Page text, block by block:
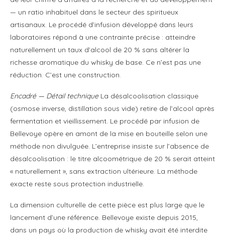
— un ratio inhabituel dans le secteur des spiritueux
artisanaux. Le procédé d’infusion développé dans leurs
laboratoires répond à une contrainte précise : atteindre
naturellement un taux d’alcool de 20 % sans altérer la
richesse aromatique du whisky de base. Ce n’est pas une
réduction. C’est une construction.
Encadré — Détail techniqueLa désalcoolisation classique
(osmose inverse, distillation sous vide) retire de l’alcool après
fermentation et vieillissement. Le procédé par infusion de
Bellevoye opère en amont de la mise en bouteille selon une
méthode non divulguée. L’entreprise insiste sur l’absence de
désalcoolisation : le titre alcoométrique de 20 % serait atteint
« naturellement », sans extraction ultérieure. La méthode
exacte reste sous protection industrielle.
La dimension culturelle de cette pièce est plus large que le
lancement d’une référence. Bellevoye existe depuis 2015,
dans un pays où la production de whisky avait été interdite